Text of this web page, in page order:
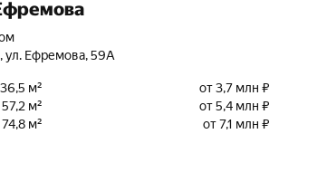
ул. Ефремова, 59А
м²
от 3,7 млн ₽
м²
от 5,4 млн ₽
м²
от 7,1 млн ₽